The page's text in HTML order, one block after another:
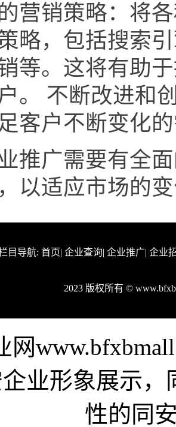
营销策略：将
略，包括搜索
等。这将有助
。 不断改进和
客户不断变化
推广需要有全
以适应市场的
目导航: 首页| 企业查询| 企业推广| 企业
2023 版权所有 ©
网
业形象展示
性的同